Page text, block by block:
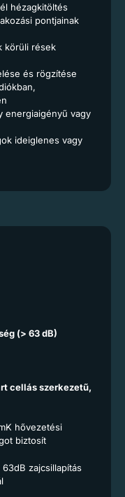
hézagkitöltés
pontjainak
körüli rések
és rögzítése
energiaigényű vagy
ideiglenes vagy
(> 63 dB)
cellás szerkezetű,
hővezetési
biztosít
63dB zajcsillapítás